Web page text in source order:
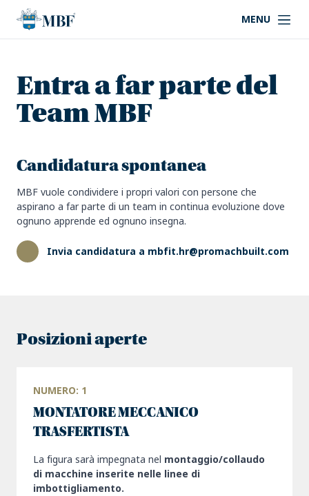
MENU
Entra a far parte del
Team MBF
Candidatura spontanea
MBF vuole condividere i propri valori con persone che
aspirano a far parte di un team in continua evoluzione dove
ognuno apprende ed ognuno insegna.
Invia candidatura a mbfit.hr@promachbuilt.com
Posizioni aperte
NUMERO: 1
MONTATORE MECCANICO
TRASFERTISTA
La figura sarà impegnata nel montaggio/collaudo
di macchine inserite nelle linee di
imbottigliamento.